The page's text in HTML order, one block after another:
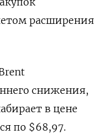
расширения
снижения,
‌в цене
по $68,97.